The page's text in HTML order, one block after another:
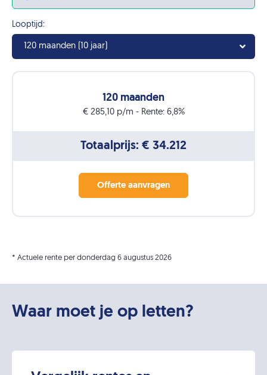
Looptijd:
120 maanden (10 jaar)
120 maanden
€ 285,10 p/m - Rente: 6,8%
Totaalprijs: € 34.212
€ 375
* Actuele rente per donderdag 6 augustus 2026
Waar moet je op letten?